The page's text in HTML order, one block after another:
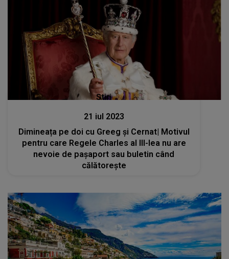
Stiri
21 iul 2023
Dimineața pe doi cu Greeg și Cernat| Motivul
pentru care Regele Charles al III-lea nu are
nevoie de pașaport sau buletin când
călătorește